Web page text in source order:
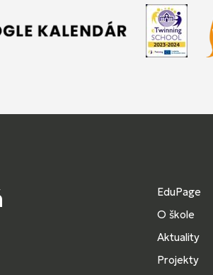
EduPage
O škole
Aktuality
Projekty